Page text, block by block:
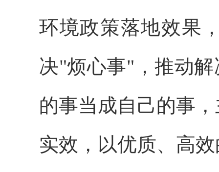
环境政策落地效果
决"烦心事"，推动
的事当成自己的事
实效，以优质、高